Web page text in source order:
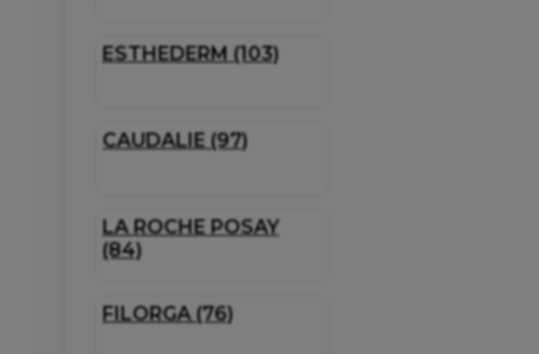
ESTHEDERM (103)
CAUDALIE (97)
LA ROCHE POSAY
(84)
FILORGA (76)